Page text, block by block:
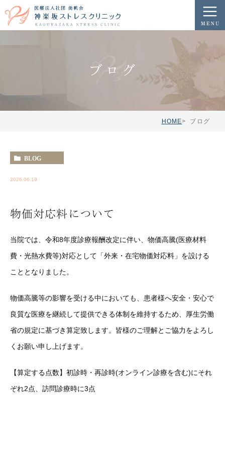
ブログ
HOME ブログ
BLOG
2026.06.19
物価対応料について
当院では、令和8年度診療報酬改定に伴い、物価高騰(医療材料
費・光熱水費等)対応として「外来・在宅物価対応料」を設ける
こととなりました。
物価高騰等の影響を受ける中においても、患者様へ安全・安心で
良質な医療を継続して提供できる体制を維持するため、厚生労働
省の規定に基づき算定致します。 皆様のご理解とご協力をよろし
くお願い申し上げます。
【算定する点数】 初診時・再診時(オンライン診療を含む)にそれ
ぞれ2点、 訪問診療時に3点